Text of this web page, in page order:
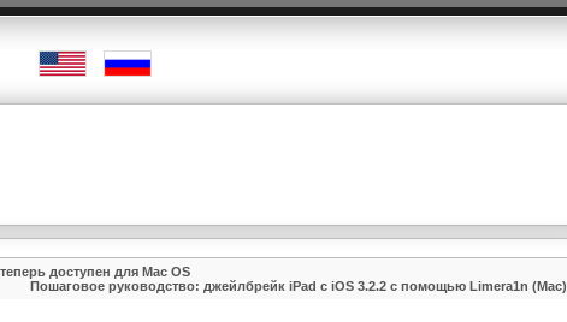
доступен для Mac OS
Пошаговое руководство: джейлбрейк iPad с iOS 3.2.2 с помощью Limera1n (Mac)